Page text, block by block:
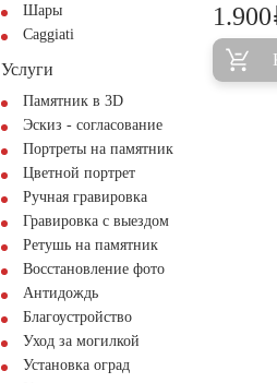
Шары
Сaggiati
Услуги
Памятник в 3D
Эскиз - согласование
Портреты на памятник
Цветной портрет
Ручная гравировка
Гравировка с выездом
Ретушь на памятник
Восстановление фото
Антидождь
Благоустройство
Уход за могилкой
Установка оград
1.900